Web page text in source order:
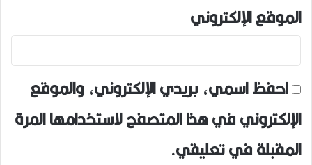
الموقع الإلكتروني
احفظ اسمي، بريدي الإلكتروني، والموقع
الإلكتروني في هذا المتصفح لاستخدامها المرة
المقبلة في تعليقي.